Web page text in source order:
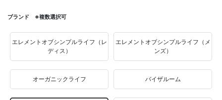
ブランド ※複数選択可
エレメントオブシンプルライフ（レ
ディス）
エレメントオブシンプルライフ（メ
ンズ）
オーガニックライフ バイザルーム